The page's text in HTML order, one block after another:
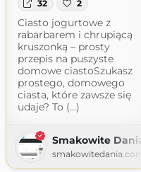
32 2
Ciasto jogurtowe z
rabarbarem i chrupiącą
kruszonką – prosty
przepis na puszyste
domowe ciastoSzukasz
prostego, domowego
ciasta, które zawsze się
udaje? To (...)
Smakowite Dania
smakowitedania.com